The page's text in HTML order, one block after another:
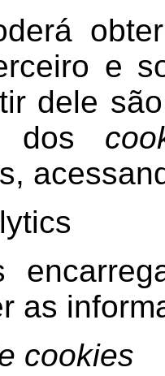
e
dele
dos
as
cookies